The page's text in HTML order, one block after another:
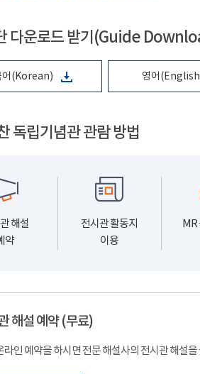
다운로드 받기(Guide
어(Korean) 영어
독립기념관 관람 방법
해설
약
전시관 활동지
이용
해설 예약 (무료)
라인 예약을 하시면 전문 해설사의 전시관 해설